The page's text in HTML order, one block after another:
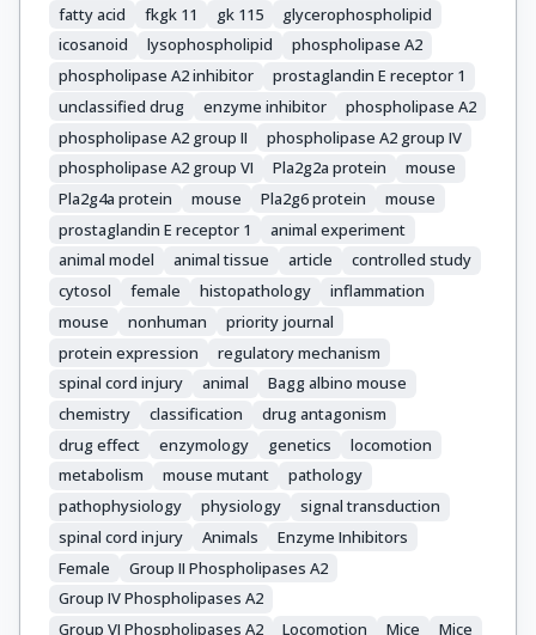
fatty acid
fkgk 11 gk 115
glycerophospholipid
icosanoid
lysophospholipid
phospholipase A2
phospholipase A2 inhibitor
prostaglandin E receptor 1
unclassified drug
enzyme inhibitor
phospholipase A2
phospholipase A2 group II
phospholipase A2 group IV
phospholipase A2 group VI
Pla2g2a protein
mouse
Pla2g4a protein
mouse Pla2g6 protein
mouse
prostaglandin E receptor 1
animal experiment
animal model
animal tissue article
controlled study
cytosol
female histopathology
inflammation
mouse
nonhuman
priority journal
protein expression
regulatory mechanism
spinal cord injury
animal
Bagg albino mouse
chemistry
classification
drug antagonism
drug effect
enzymology genetics
locomotion
metabolism
mouse mutant
pathology
pathophysiology
physiology
signal transduction
spinal cord injury
Animals
Enzyme Inhibitors
Female
Group II Phospholipases A2
Group IV Phospholipases A2
Group VI Phospholipases A2
Locomotion Mice
Mice